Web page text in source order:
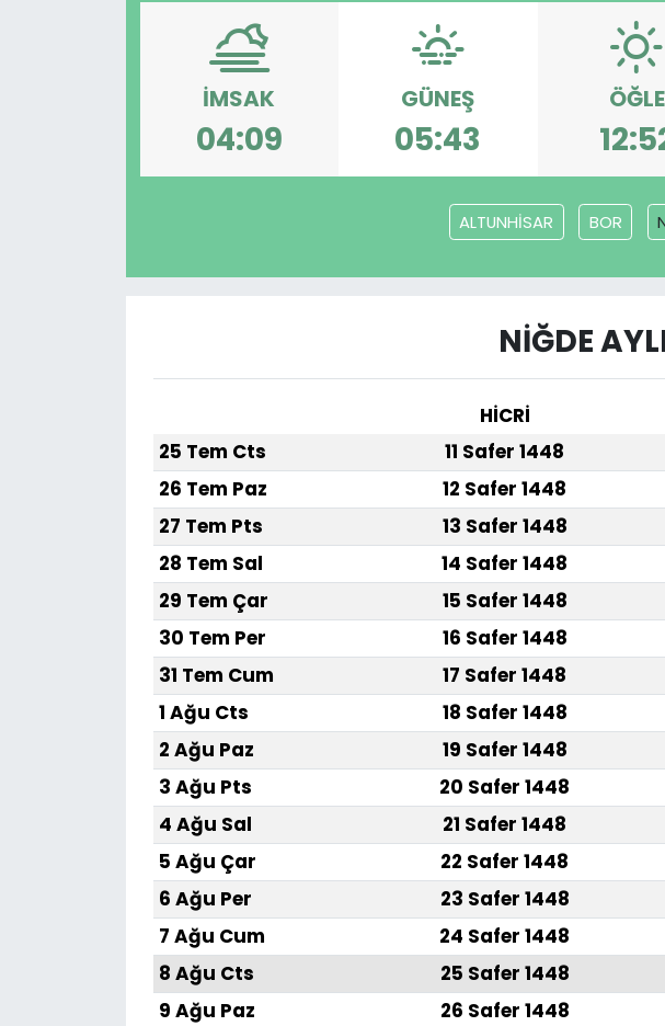
İMSAK
04:09
GÜNEŞ
05:43
ÖĞLE
ALTUNHİSAR BOR
NİĞDE
HİCRİ
25 Tem Cts
11 Safer 1448
26 Tem Paz
12 Safer 1448
27 Tem Pts
13 Safer 1448
28 Tem Sal
14 Safer 1448
29 Tem Çar
15 Safer 1448
30 Tem Per
16 Safer 1448
31 Tem Cum
17 Safer 1448
1 Ağu Cts
18 Safer 1448
2 Ağu Paz
19 Safer 1448
3 Ağu Pts
20 Safer 1448
4 Ağu Sal
21 Safer 1448
5 Ağu Çar
22 Safer 1448
6 Ağu Per
23 Safer 1448
7 Ağu Cum
24 Safer 1448
8 Ağu Cts
25 Safer 1448
9 Ağu Paz
26 Safer 1448
KKTC YEREL SEÇİM 2018
Nöbetçi Eczaneler
Video Galeri